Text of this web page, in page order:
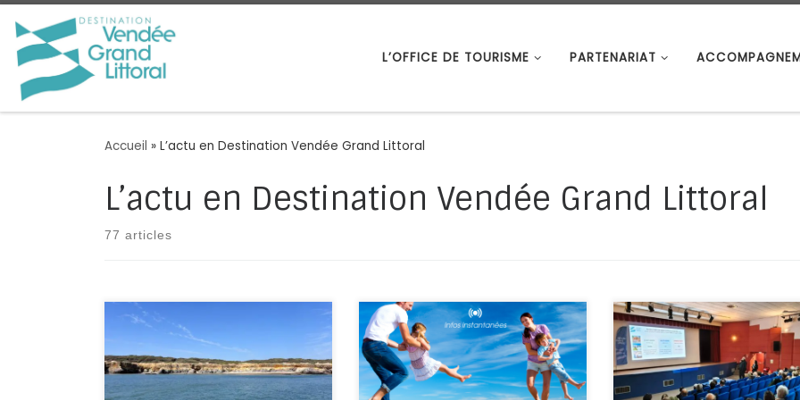
Passer au contenu
L’OFFICE DE TOURISME PARTENARIAT
Accueil » L’actu en Destination Vendée Grand Littoral
L’actu en Destination Vendée Grand Littoral
77 articles
Retour sur les éductours 2026
destination vendée grand littoral
UN DOUBLE OBJECTIF Dans le
cadre de sa mission d’animation
Vendée Grand Littoral « L’office
de tourisme dans la poche »
Grâce à cette appli, vous aurez
accès facilement à une multitude
Les tendances clés de la
2025 L’année 2025 en Pays
Loire est jugée positive pour